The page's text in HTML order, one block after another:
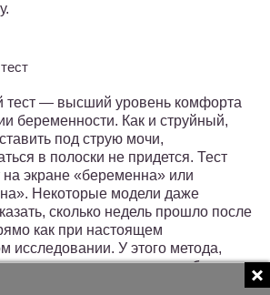
тест — высший уровень комфорта
беременности. Как и струйный,
под струю мочи,
в полоски не придется. Тест
экране «беременна» или
Некоторые модели даже
сколько недель прошло после
как при настоящем
исследовании. У этого метода,
нет недостатков, если не брать